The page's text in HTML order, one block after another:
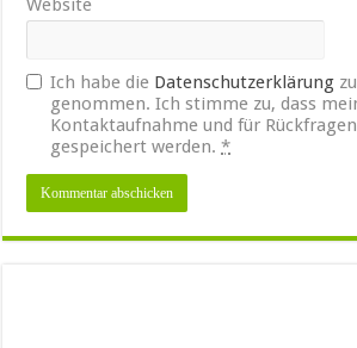
Website
Ich habe die Datenschutzerklärung
genommen. Ich stimme zu, dass
Kontaktaufnahme und für
gespeichert werden.*